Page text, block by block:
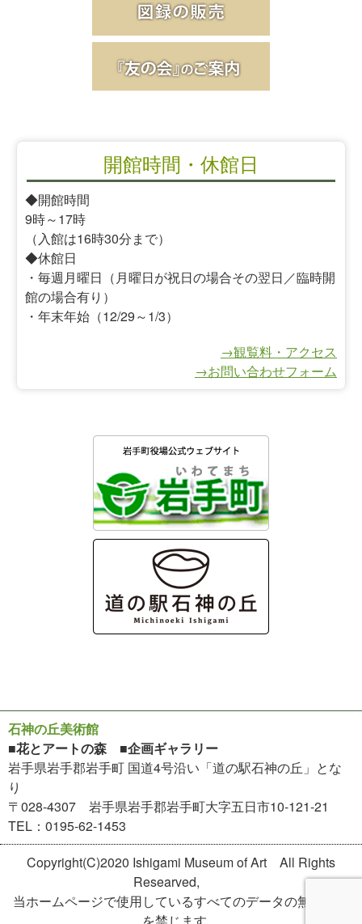
開館時間・休館日
◆開館時間
9時～17時
（入館は16時30分まで）
◆休館日
・毎週月曜日（月曜日が祝日の場合その翌日／臨時開
館の場合有り）
・年末年始（12/29～1/3）
→観覧料・アクセス
→お問い合わせフォーム
石神の丘美術館
■花とアートの森 ■企画ギャラリー
岩手県岩手郡岩手町 国道4号沿い「道の駅石神の丘」とな
り
〒028-4307 岩手県岩手郡岩手町大字五日市10-121-21
TEL：0195-62-1453
Copyright(C)2020 Ishigami Museum of Art All Rights
Researved,
当ホームページで使用しているすべてのデータの無断転用